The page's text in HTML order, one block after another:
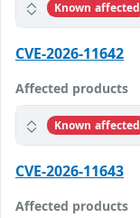
Known affected
CVE-2026-11642
Affected products
Known affected
CVE-2026-11643
Affected products